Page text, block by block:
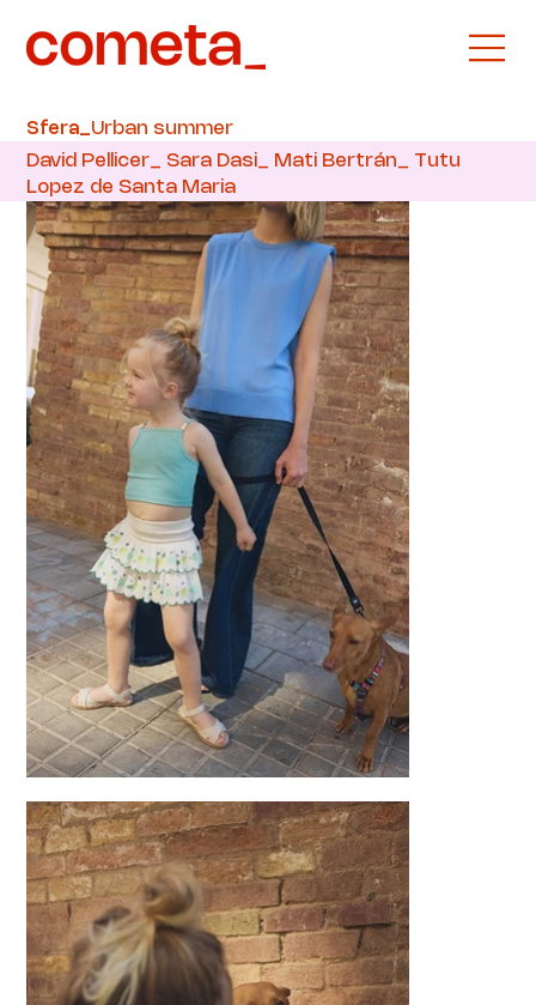
Sfera_Urban summer
David Pellicer_ Sara Dasi_ Mati Bertrán_ Tutu
Lopez de Santa Maria